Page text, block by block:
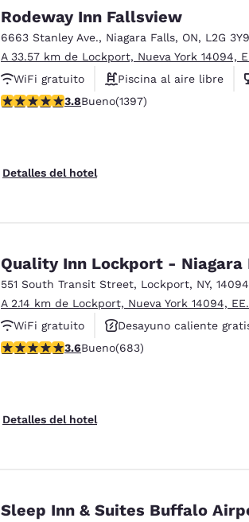
Rodeway Inn Fallsview
6663 Stanley Ave., Niagara Falls, ON, L2G 3Y9
A 33.57 km de Lockport, Nueva York 14094,
WiFi gratuito
Piscina al aire libre
calificación de 3.84 estrellas. Bueno. 1397
3.8Bueno(1397)
Detalles del hotel
Quality Inn Lockport - Niagara
551 South Transit Street, Lockport, NY, 14094
A 2.14 km de Lockport, Nueva York 14094,
WiFi gratuito
Desayuno caliente
Se aceptan mascotas
calificación de 3.59 estrellas. Bueno. 683
3.6Bueno(683)
Detalles del hotel
Sleep Inn & Suites Buffalo